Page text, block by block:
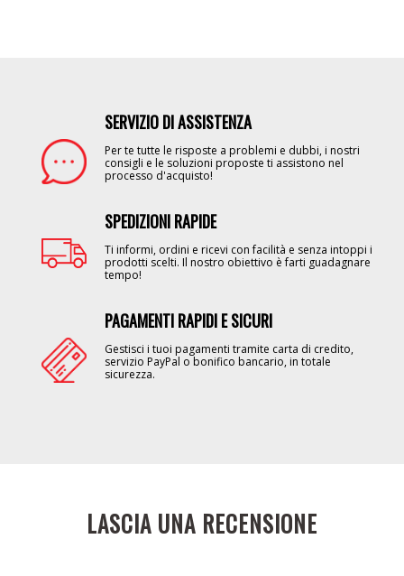
SERVIZIO DI ASSISTENZA
Per te tutte le risposte a problemi e dubbi, i nostri
consigli e le soluzioni proposte ti assistono nel
processo d'acquisto!
SPEDIZIONI RAPIDE
Ti informi, ordini e ricevi con facilità e senza intoppi i
prodotti scelti. Il nostro obiettivo è farti guadagnare
tempo!
PAGAMENTI RAPIDI E SICURI
Gestisci i tuoi pagamenti tramite carta di credito,
servizio PayPal o bonifico bancario, in totale
sicurezza.
LASCIA UNA RECENSIONE